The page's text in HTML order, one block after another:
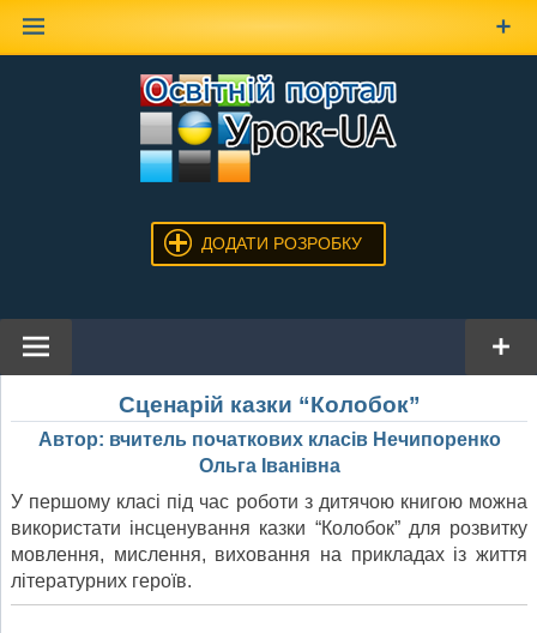
ДОДАТИ РОЗРОБКУ
Сценарій казки “Колобок”
Автор: вчитель початкових класів Нечипоренко
Ольга Іванівна
У першому класі під час роботи з дитячою книгою можна
використати інсценування казки “Колобок” для розвитку
мовлення, мислення, виховання на прикладах із життя
літературних героїв.